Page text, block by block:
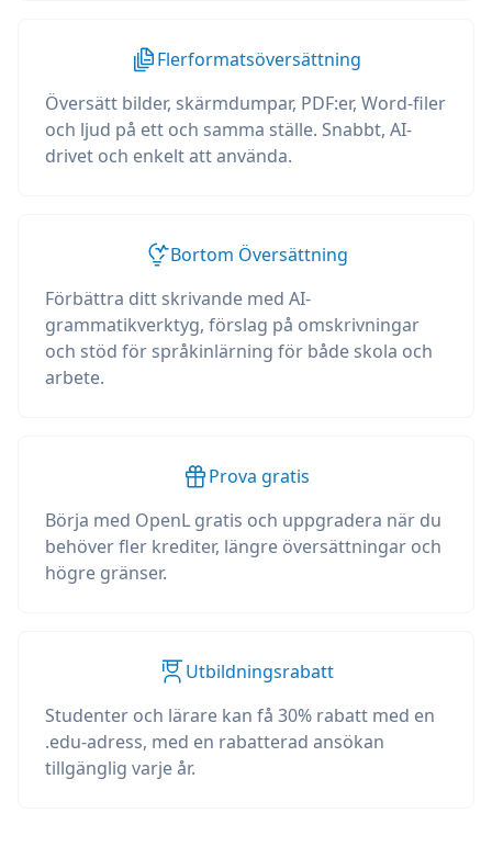
Flerformatsöversättning
Översätt bilder, skärmdumpar, PDF:er, Word-filer
och ljud på ett och samma ställe. Snabbt, AI-
drivet och enkelt att använda.
Bortom Översättning
Förbättra ditt skrivande med AI-
grammatikverktyg, förslag på omskrivningar
och stöd för språkinlärning för både skola och
arbete.
Prova gratis
Börja med OpenL gratis och uppgradera när du
behöver fler krediter, längre översättningar och
högre gränser.
Utbildningsrabatt
Studenter och lärare kan få 30% rabatt med en
.edu-adress, med en rabatterad ansökan
tillgänglig varje år.